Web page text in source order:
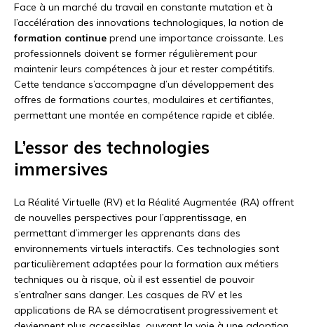
Face à un marché du travail en constante mutation et à
l’accélération des innovations technologiques, la notion de
formation continue prend une importance croissante. Les
professionnels doivent se former régulièrement pour
maintenir leurs compétences à jour et rester compétitifs.
Cette tendance s’accompagne d’un développement des
offres de formations courtes, modulaires et certifiantes,
permettant une montée en compétence rapide et ciblée.
L’essor des technologies
immersives
La Réalité Virtuelle (RV) et la Réalité Augmentée (RA) offrent
de nouvelles perspectives pour l’apprentissage, en
permettant d’immerger les apprenants dans des
environnements virtuels interactifs. Ces technologies sont
particulièrement adaptées pour la formation aux métiers
techniques ou à risque, où il est essentiel de pouvoir
s’entraîner sans danger. Les casques de RV et les
applications de RA se démocratisent progressivement et